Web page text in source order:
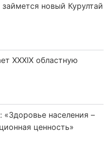
новый Курултай
XXXIX областную
населения –
ценность»